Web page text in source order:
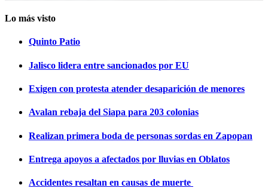
Lo más visto
Quinto Patio
Jalisco lidera entre sancionados por EU
Exigen con protesta atender desaparición de menores
Avalan rebaja del Siapa para 203 colonias
Realizan primera boda de personas sordas en Zapopan
Entrega apoyos a afectados por lluvias en Oblatos
Accidentes resaltan en causas de muerte